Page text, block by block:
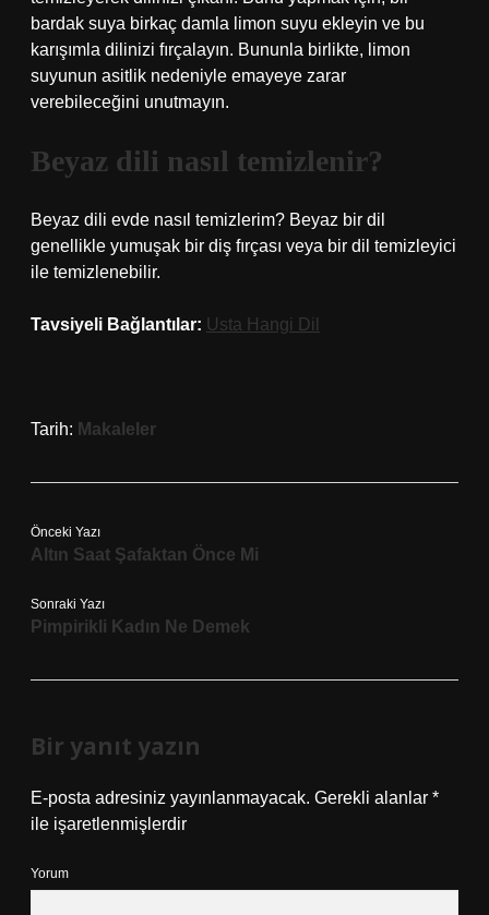
bardak suya birkaç damla limon suyu ekleyin ve bu
karışımla dilinizi fırçalayın. Bununla birlikte, limon
suyunun asitlik nedeniyle emayeye zarar
verebileceğini unutmayın.
Beyaz dili nasıl temizlenir?
Beyaz dili evde nasıl temizlerim? Beyaz bir dil
genellikle yumuşak bir diş fırçası veya bir dil temizleyici
ile temizlenebilir.
Tavsiyeli Bağlantılar: Usta Hangi Dil
Tarih: Makaleler
Önceki Yazı
Altın Saat Şafaktan Önce Mi
Sonraki Yazı
Pimpirikli Kadın Ne Demek
Bir yanıt yazın
E-posta adresiniz yayınlanmayacak. Gerekli alanlar *
ile işaretlenmişlerdir
Yorum